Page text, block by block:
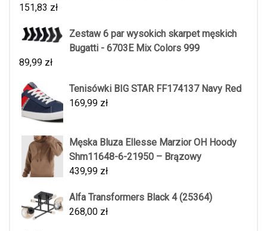
151,83 zł
Zestaw 6 par wysokich skarpet męskich
Bugatti - 6703E Mix Colors 999
89,99 zł
Tenisówki BIG STAR FF174137 Navy Red
169,99 zł
Męska Bluza Ellesse Marzior OH Hoody
Shm11648-6-21950 – Brązowy
439,99 zł
Alfa Transformers Black 4 (25364)
268,00 zł